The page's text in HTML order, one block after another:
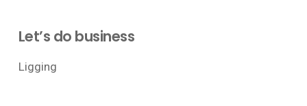
Let’s do business
Ligging